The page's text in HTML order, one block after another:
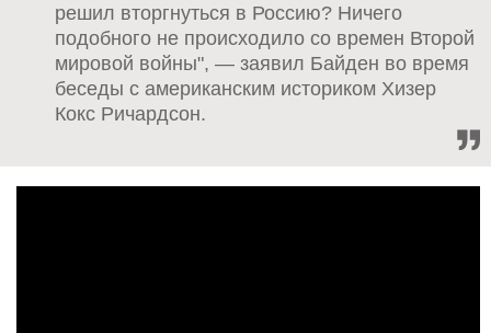
решил вторгнуться в Россию? Ничего
подобного не происходило со времен Второй
мировой войны", — заявил Байден во время
беседы с американским историком Хизер
Кокс Ричардсон.